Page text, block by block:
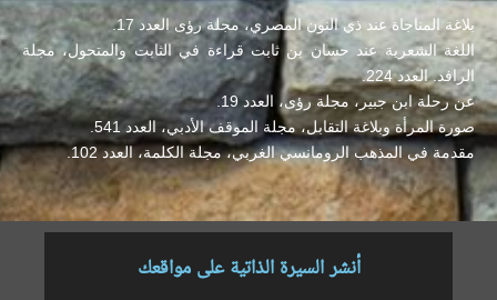
بلاغة المناجاة عند ذي النون المصري، مجلة رؤى العدد 17.
اللغة الشعرية عند حسان بن ثابت قراءة في الثابت والمتحول، مجلة
الرافد. العدد 224.
عن رحلة ابن جبير، مجلة رؤى، العدد 19.
صورة المرأة وبلاغة التقابل، مجلة الموقف الأدبي، العدد 541.
مقدمة في المذهب الرومانسي الغربي، مجلة الكلمة، العدد 102.
أنشر السيرة الذاتية على مواقعك